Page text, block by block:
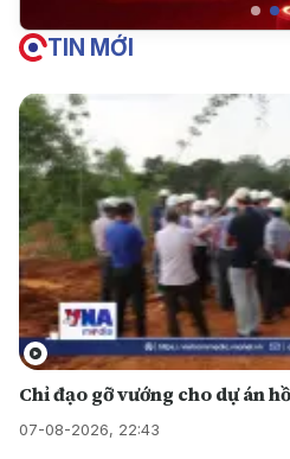
TIN MỚI
Chỉ đạo gỡ vướng cho dự án
07-08-2026, 22:43